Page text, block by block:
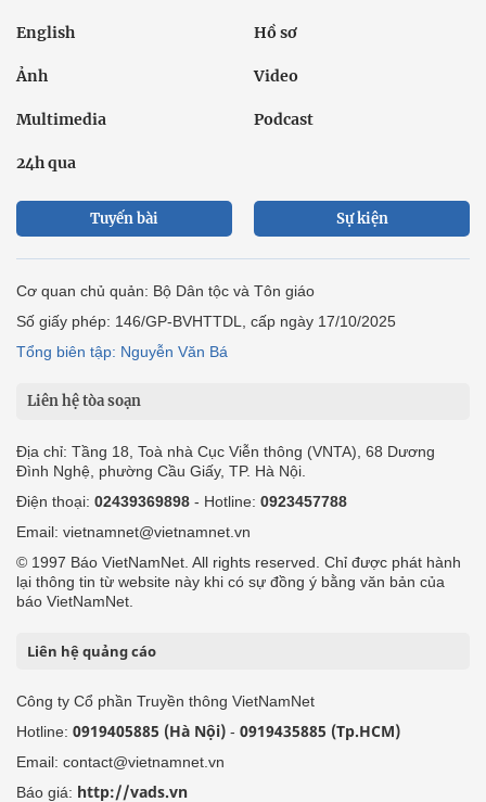
English Hồ sơ
Ảnh Video
Multimedia Podcast
24h qua
Tuyến bài Sự kiện
Cơ quan chủ quản: Bộ Dân tộc và Tôn giáo
Số giấy phép: 146/GP-BVHTTDL, cấp ngày 17/10/2025
Tổng biên tập: Nguyễn Văn Bá
Liên hệ tòa soạn
Địa chỉ: Tầng 18, Toà nhà Cục Viễn thông (VNTA), 68 Dương
Đình Nghệ, phường Cầu Giấy, TP. Hà Nội.
Điện thoại: 02439369898 - Hotline: 0923457788
Email: vietnamnet@vietnamnet.vn
© 1997 Báo VietNamNet. All rights reserved. Chỉ được phát hành
lại thông tin từ website này khi có sự đồng ý bằng văn bản của
báo VietNamNet.
Liên hệ quảng cáo
Công ty Cổ phần Truyền thông VietNamNet
Hotline: 0919405885 (Hà Nội) - 0919435885 (Tp.HCM)
Email: contact@vietnamnet.vn
Báo giá: http://vads.vn